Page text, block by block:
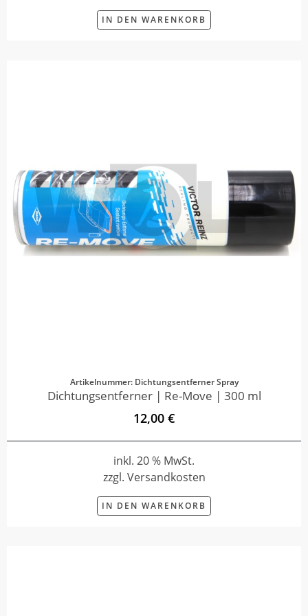
IN DEN WARENKORB
Artikelnummer: Dichtungsentferner Spray
Dichtungsentferner | Re-Move | 300 ml
12,00 €
inkl. 20 % MwSt.
zzgl. Versandkosten
IN DEN WARENKORB